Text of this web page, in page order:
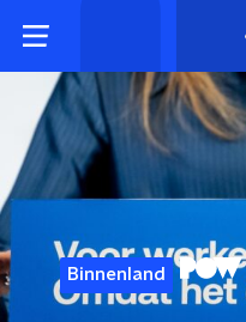
Binnenland